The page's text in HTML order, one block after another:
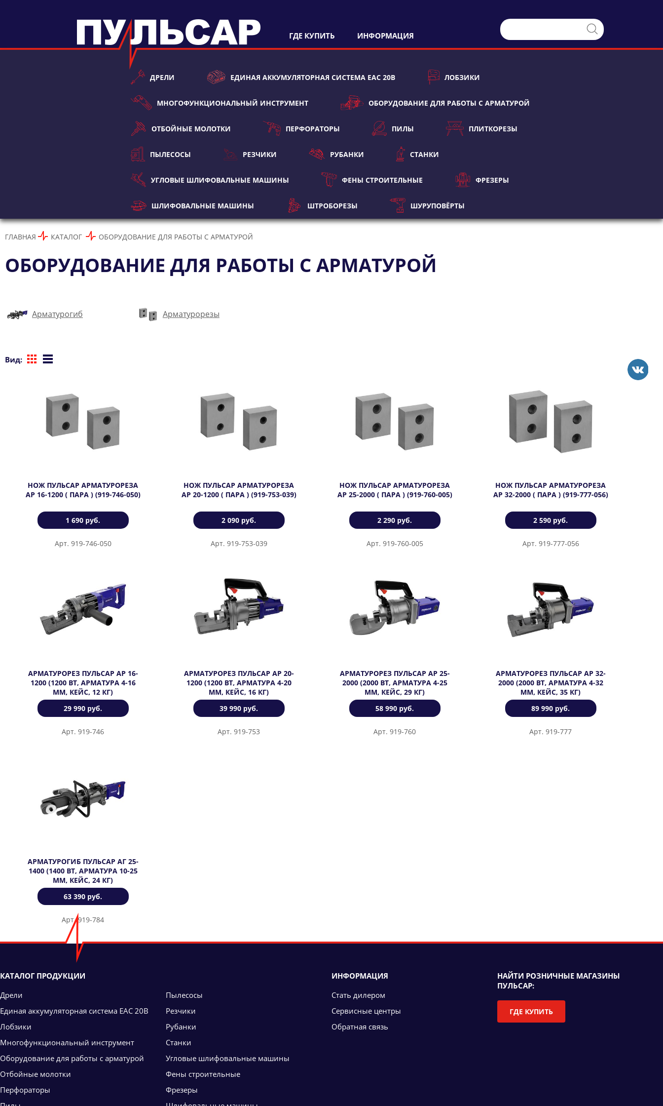
ГДЕ КУПИТЬ ИНФОРМАЦИЯ
ДРЕЛИ ЕДИНАЯ АККУМУЛЯТОРНАЯ СИСТЕМА ЕАС 20В ЛОБЗИКИ
МНОГОФУНКЦИОНАЛЬНЫЙ ИНСТРУМЕНТ ОБОРУДОВАНИЕ ДЛЯ РАБОТЫ С АРМАТУРОЙ
ОТБОЙНЫЕ МОЛОТКИ ПЕРФОРАТОРЫ ПИЛЫ ПЛИТКОРЕЗЫ
ПЫЛЕСОСЫ РЕЗЧИКИ РУБАНКИ СТАНКИ
УГЛОВЫЕ ШЛИФОВАЛЬНЫЕ МАШИНЫ ФЕНЫ СТРОИТЕЛЬНЫЕ ФРЕЗЕРЫ
ШЛИФОВАЛЬНЫЕ МАШИНЫ ШТРОБОРЕЗЫ ШУРУПОВЁРТЫ
ГЛАВНАЯ КАТАЛОГ ОБОРУДОВАНИЕ ДЛЯ РАБОТЫ С АРМАТУРОЙ
ОБОРУДОВАНИЕ ДЛЯ РАБОТЫ С АРМАТУРОЙ
Арматурогиб Арматурорезы
Вид:
НОЖ ПУЛЬСАР АРМАТУРОРЕЗА
АР 16-1200 ( ПАРА ) (919-746-050)
1 690 руб.
Арт. 919-746-050
НОЖ ПУЛЬСАР АРМАТУРОРЕЗА
АР 20-1200 ( ПАРА ) (919-753-039)
2 090 руб.
Арт. 919-753-039
НОЖ ПУЛЬСАР АРМАТУРОРЕЗА
АР 25-2000 ( ПАРА ) (919-760-005)
2 290 руб.
Арт. 919-760-005
НОЖ ПУЛЬСАР АРМАТУРОРЕЗА
АР 32-2000 ( ПАРА ) (919-777-056)
2 590 руб.
Арт. 919-777-056
АРМАТУРОРЕЗ ПУЛЬСАР АР 16-
1200 (1200 ВТ, АРМАТУРА 4-16
ММ, КЕЙС, 12 КГ)
29 990 руб.
Арт. 919-746
АРМАТУРОРЕЗ ПУЛЬСАР АР 20-
1200 (1200 ВТ, АРМАТУРА 4-20
ММ, КЕЙС, 16 КГ)
39 990 руб.
Арт. 919-753
АРМАТУРОРЕЗ ПУЛЬСАР АР 25-
2000 (2000 ВТ, АРМАТУРА 4-25
ММ, КЕЙС, 29 КГ)
58 990 руб.
Арт. 919-760
АРМАТУРОРЕЗ ПУЛЬСАР АР 32-
2000 (2000 ВТ, АРМАТУРА 4-32
ММ, КЕЙС, 35 КГ)
89 990 руб.
Арт. 919-777
АРМАТУРОГИБ ПУЛЬСАР АГ 25-
1400 (1400 ВТ, АРМАТУРА 10-25
ММ, КЕЙС, 24 КГ)
63 390 руб.
Арт. 919-784
КАТАЛОГ ПРОДУКЦИИ
Дрели
Единая аккумуляторная система ЕАС 20В
Лобзики
Многофункциональный инструмент
Оборудование для работы с арматурой
Отбойные молотки
Перфораторы
Пылесосы
Резчики
Рубанки
Станки
Угловые шлифовальные машины
Фены строительные
Фрезеры
ИНФОРМАЦИЯ
Стать дилером
Сервисные центры
Обратная связь
НАЙТИ РОЗНИЧНЫЕ МАГАЗИНЫ
ПУЛЬСАР:
ГДЕ КУПИТЬ